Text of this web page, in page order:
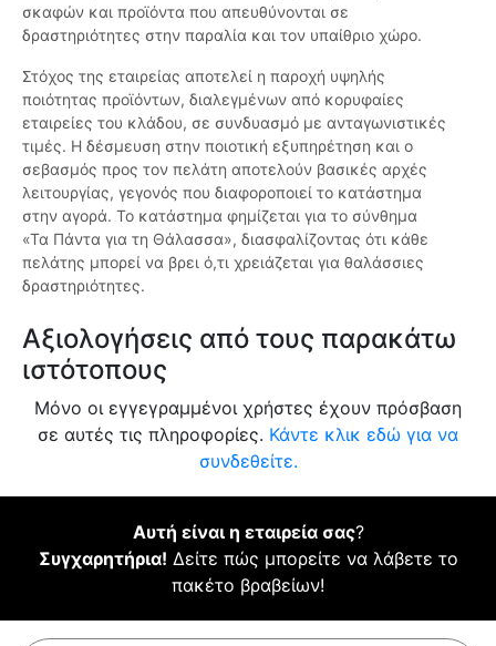
σκαφών και προϊόντα που απευθύνονται σε
δραστηριότητες στην παραλία και τον υπαίθριο χώρο.
Στόχος της εταιρείας αποτελεί η παροχή υψηλής
ποιότητας προϊόντων, διαλεγμένων από κορυφαίες
εταιρείες του κλάδου, σε συνδυασμό με ανταγωνιστικές
τιμές. Η δέσμευση στην ποιοτική εξυπηρέτηση και ο
σεβασμός προς τον πελάτη αποτελούν βασικές αρχές
λειτουργίας, γεγονός που διαφοροποιεί το κατάστημα
στην αγορά. Το κατάστημα φημίζεται για το σύνθημα
«Τα Πάντα για τη Θάλασσα», διασφαλίζοντας ότι κάθε
πελάτης μπορεί να βρει ό,τι χρειάζεται για θαλάσσιες
δραστηριότητες.
Αξιολογήσεις από τους παρακάτω
ιστότοπους
Μόνο οι εγγεγραμμένοι χρήστες έχουν πρόσβαση
σε αυτές τις πληροφορίες. Κάντε κλικ εδώ για να
συνδεθείτε.
Αυτή είναι η εταιρεία σας?
Συγχαρητήρια! Δείτε πώς μπορείτε να λάβετε το
πακέτο βραβείων!